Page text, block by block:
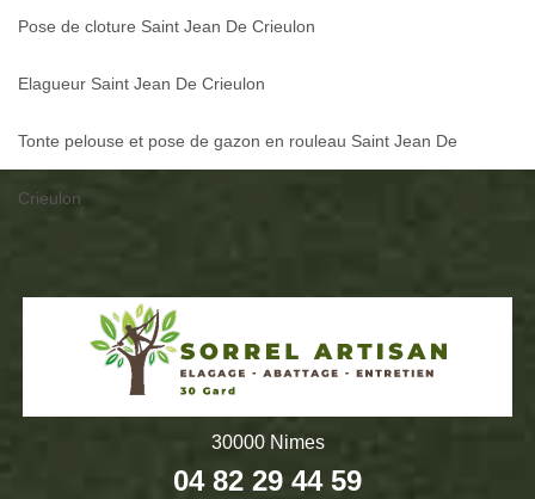
Pose de cloture Saint Jean De Crieulon
Elagueur Saint Jean De Crieulon
Tonte pelouse et pose de gazon en rouleau Saint Jean De
Crieulon
30000 Nimes
04 82 29 44 59